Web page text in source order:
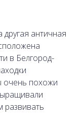
античная
в Белгород-
очень похожи
развивать